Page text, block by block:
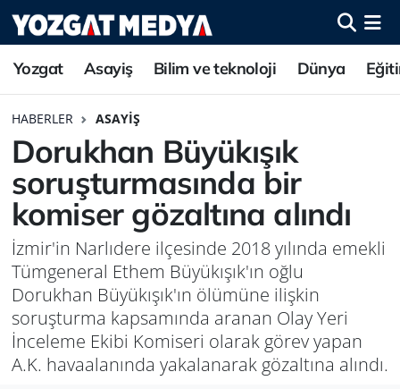
Yozgat Asayiş Bilim ve teknoloji Dünya
HABERLER ASAYIŞ
Dorukhan Büyükışık
soruşturmasında bir
komiser gözaltına alındı
İzmir'in Narlıdere ilçesinde 2018 yılında emekli
Tümgeneral Ethem Büyükışık'ın oğlu
Dorukhan Büyükışık'ın ölümüne ilişkin
soruşturma kapsamında aranan Olay Yeri
İnceleme Ekibi Komiseri olarak görev yapan
A.K. havaalanında yakalanarak gözaltına alındı.